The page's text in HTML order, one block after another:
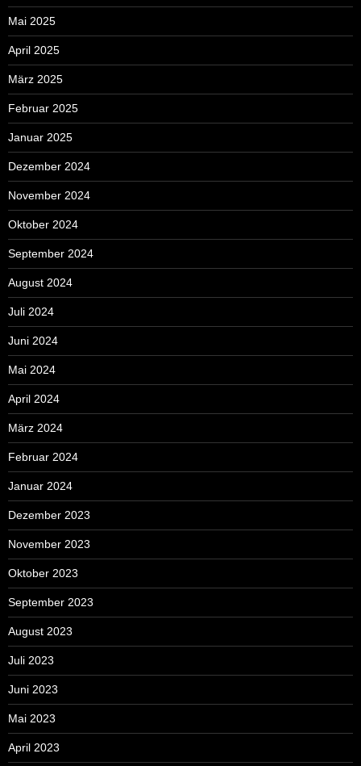
Mai 2025
April 2025
März 2025
Februar 2025
Januar 2025
Dezember 2024
November 2024
Oktober 2024
September 2024
August 2024
Juli 2024
Juni 2024
Mai 2024
April 2024
März 2024
Februar 2024
Januar 2024
Dezember 2023
November 2023
Oktober 2023
September 2023
August 2023
Juli 2023
Juni 2023
Mai 2023
April 2023